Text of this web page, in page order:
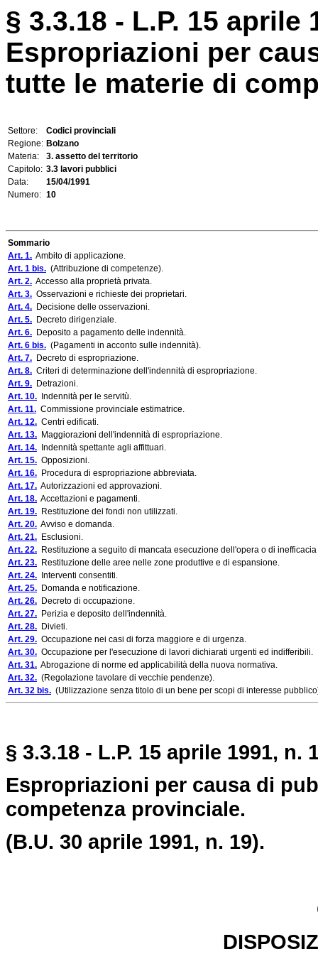
§ 3.3.18 - L.P. 15 aprile
Espropriazioni per
tutte le materie di
Settore:
Codici provinciali
Regione: Bolzano
Materia:
3. assetto del territorio
Capitolo: 3.3 lavori pubblici
Data:
15/04/1991
Numero: 10
Sommario
Art. 1. Ambito di applicazione.
Art. 1 bis. (Attribuzione di competenze).
Art. 2. Accesso alla proprietà privata.
Art. 3. Osservazioni e richieste dei proprietari.
Art. 4. Decisione delle osservazioni.
Art. 5. Decreto dirigenziale.
Art. 6. Deposito a pagamento delle indennità.
Art. 6 bis. (Pagamenti in acconto sulle indennità).
Art. 7. Decreto di espropriazione.
Art. 8. Criteri di determinazione dell'indennità di espropriazione.
Art. 9. Detrazioni.
Art. 10. Indennità per le servitù.
Art. 11. Commissione provinciale estimatrice.
Art. 12. Centri edificati.
Art. 13. Maggiorazioni dell'indennità di espropriazione.
Art. 14. Indennità spettante agli affittuari.
Art. 15. Opposizioni.
Art. 16. Procedura di espropriazione abbreviata.
Art. 17. Autorizzazioni ed approvazioni.
Art. 18. Accettazioni e pagamenti.
Art. 19. Restituzione dei fondi non utilizzati.
Art. 20. Avviso e domanda.
Art. 21. Esclusioni.
Art. 22. Restituzione a seguito di mancata esecuzione dell'opera o di
Art. 23. Restituzione delle aree nelle zone produttive e di espansione.
Art. 24. Interventi consentiti.
Art. 25. Domanda e notificazione.
Art. 26. Decreto di occupazione.
Art. 27. Perizia e deposito dell'indennità.
Art. 28. Divieti.
Art. 29. Occupazione nei casi di forza maggiore e di urgenza.
Art. 30. Occupazione per l'esecuzione di lavori dichiarati urgenti ed indifferibili.
Art. 31. Abrogazione di norme ed applicabilità della nuova normativa.
Art. 32. (Regolazione tavolare di vecchie pendenze).
Art. 32 bis. (Utilizzazione senza titolo di un bene per scopi di interesse
§ 3.3.18 - L.P. 15 aprile 1991, n.
Espropriazioni per causa di
competenza provinciale.
(B.U. 30 aprile 1991, n. 19).